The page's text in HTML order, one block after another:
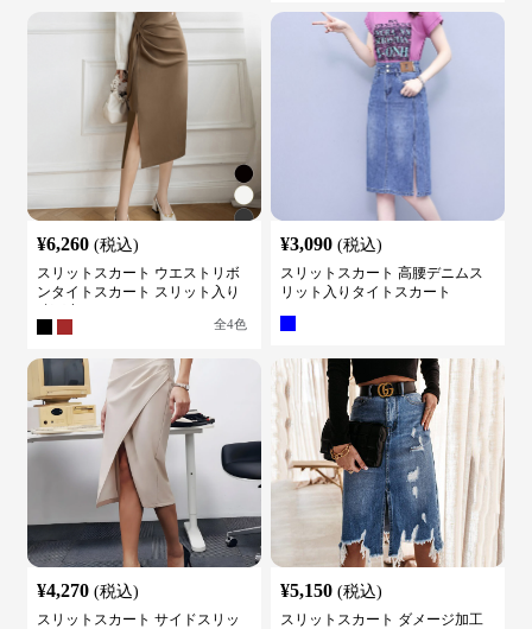
¥6,260 (税込)
スリットスカート ウエストリボ
ンタイトスカート スリット入り
全4色
¥3,090 (税込)
スリットスカート 高腰デニムス
リット入りタイトスカート
¥4,270 (税込)
スリットスカート サイドスリッ
¥5,150 (税込)
スリットスカート ダメージ加工